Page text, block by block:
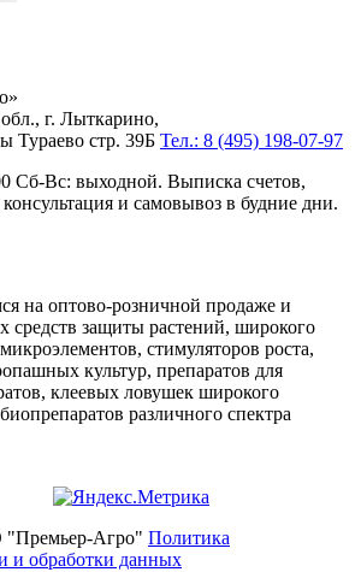
г. Лыткарино,
Тураево стр. 39Б Тел.: 8 (495) 198-07-97
Сб-Вс: выходной. Выписка счетов,
и самовывоз в будние дни.
на оптово-розничной продаже и
средств защиты растений, широкого
стимуляторов роста,
культур, препаратов для
клеевых ловушек широкого
различного спектра
"Премьер-Агро" Политика
и обработки данных